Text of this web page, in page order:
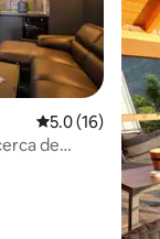
Calificación
5.0 (16)
de